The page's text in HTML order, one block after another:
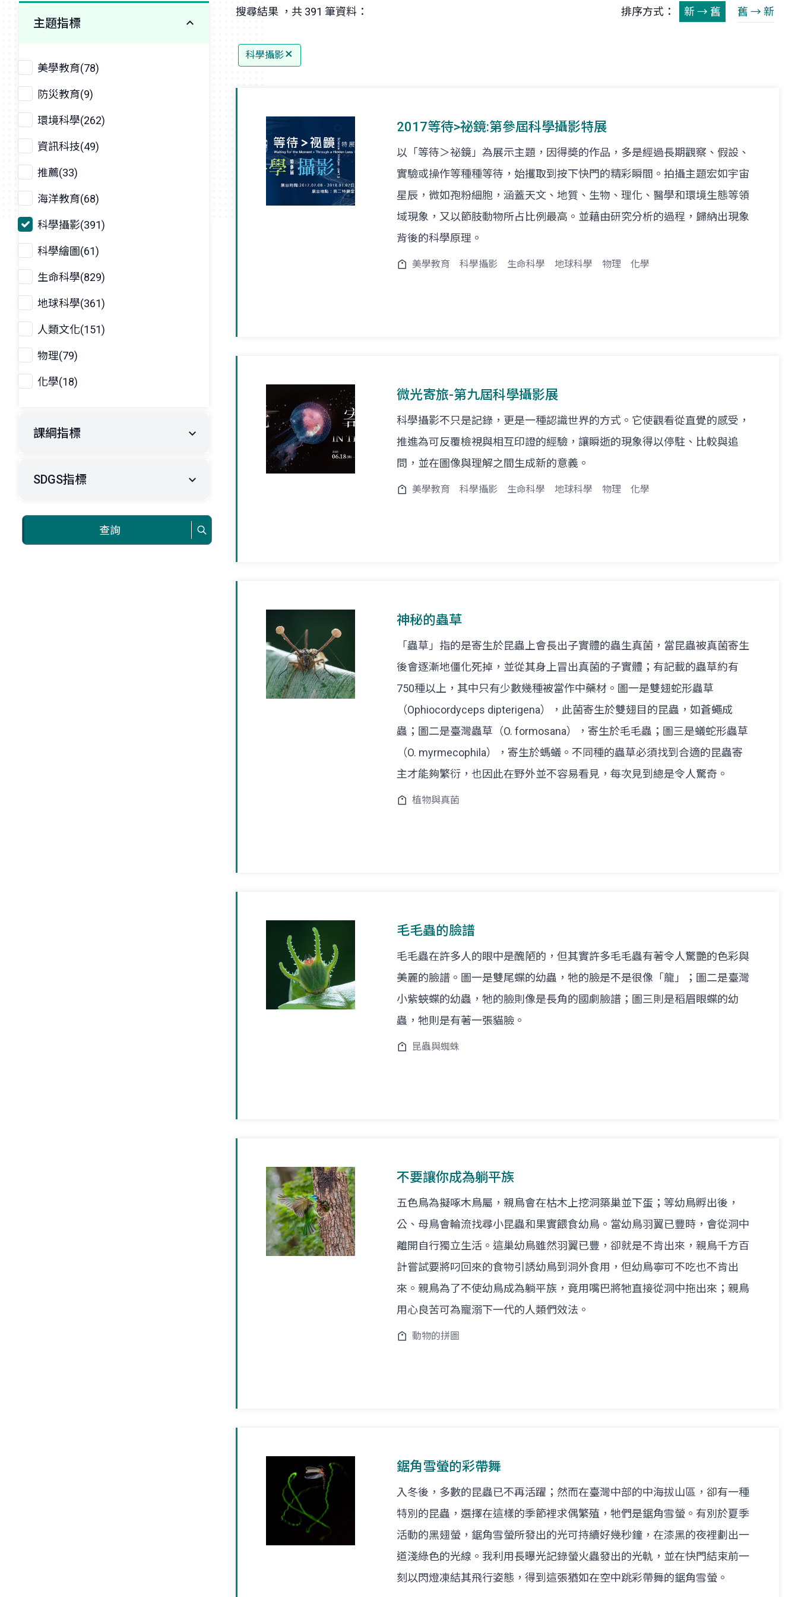
主題指標
美學教育(78)
防災教育(9)
環境科學(262)
資訊科技(49)
推薦(33)
海洋教育(68)
科學攝影(391)
科學繪圖(61)
生命科學(829)
地球科學(361)
人類文化(151)
物理(79)
化學(18)
課綱指標
SDGS指標
查詢
搜尋結果 ，共 391 筆資料： 排序方式： 新 → 舊 舊 → 新
科學攝影
2017等待>祕鏡:第參屆科學攝影特展
以「等待＞祕鏡」為展示主題，因得奬的作品，多是經過長期觀察、假設、
實驗或操作等種種等待，始攫取到按下快門的精彩瞬間。拍攝主題宏如宇宙
星辰，微如孢粉細胞，涵蓋天文、地質、生物、理化、醫學和環境生態等領
域現象，又以節肢動物所占比例最高。並藉由研究分析的過程，歸納出現象
背後的科學原理。
美學教育 科學攝影 生命科學 地球科學 物理 化學
微光寄旅-第九屆科學攝影展
科學攝影不只是記錄，更是一種認識世界的方式。它使觀看從直覺的感受，
推進為可反覆檢視與相互印證的經驗，讓瞬逝的現象得以停駐、比較與追
問，並在圖像與理解之間生成新的意義。
美學教育 科學攝影 生命科學 地球科學 物理 化學
神秘的蟲草
「蟲草」指的是寄生於昆蟲上會長出子實體的蟲生真菌，當昆蟲被真菌寄生
後會逐漸地僵化死掉，並從其身上冒出真菌的子實體；有記載的蟲草約有
750種以上，其中只有少數幾種被當作中藥材。圖一是雙翅蛇形蟲草
（Ophiocordyceps dipterigena），此菌寄生於雙翅目的昆蟲，如蒼蠅成
蟲；圖二是臺灣蟲草（O. formosana），寄生於毛毛蟲；圖三是蟻蛇形蟲草
（O. myrmecophila），寄生於螞蟻。不同種的蟲草必須找到合適的昆蟲寄
主才能夠繁衍，也因此在野外並不容易看見，每次見到總是令人驚奇。
植物與真菌
毛毛蟲的臉譜
毛毛蟲在許多人的眼中是醜陋的，但其實許多毛毛蟲有著令人驚艷的色彩與
美麗的臉譜。圖一是雙尾蝶的幼蟲，牠的臉是不是很像「龍」；圖二是臺灣
小紫蛺蝶的幼蟲，牠的臉則像是長角的國劇臉譜；圖三則是稻眉眼蝶的幼
蟲，牠則是有著一張貓臉。
昆蟲與蜘蛛
不要讓你成為躺平族
五色鳥為擬啄木鳥屬，親鳥會在枯木上挖洞築巢並下蛋；等幼鳥孵出後，
公、母鳥會輪流找尋小昆蟲和果實餵食幼鳥。當幼鳥羽翼已豐時，會從洞中
離開自行獨立生活。這巢幼鳥雖然羽翼已豐，卻就是不肯出來，親鳥千方百
計嘗試要將叼回來的食物引誘幼鳥到洞外食用，但幼鳥寧可不吃也不肯出
來。親鳥為了不使幼鳥成為躺平族，竟用嘴巴將牠直接從洞中拖出來；親鳥
用心良苦可為寵溺下一代的人類們效法。
動物的拼圖
鋸角雪螢的彩帶舞
入冬後，多數的昆蟲已不再活躍；然而在臺灣中部的中海拔山區，卻有一種
特別的昆蟲，選擇在這樣的季節裡求偶繁殖，牠們是鋸角雪螢。有別於夏季
活動的黑翅螢，鋸角雪螢所發出的光可持續好幾秒鐘，在漆黑的夜裡劃出一
道淺綠色的光線。我利用長曝光記錄螢火蟲發出的光軌，並在快門結束前一
刻以閃燈凍結其飛行姿態，得到這張猶如在空中跳彩帶舞的鋸角雪螢。